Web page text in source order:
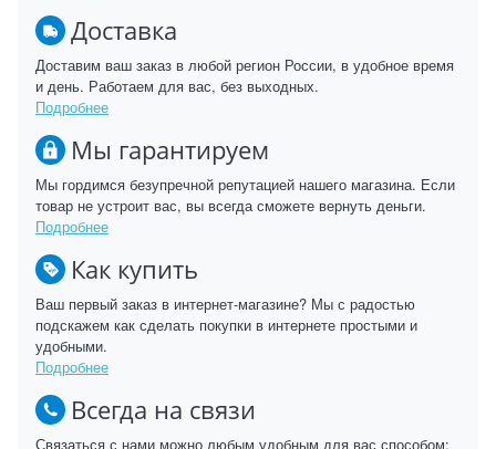
Доставка
Доставим ваш заказ в любой регион России, в удобное время
и день. Работаем для вас, без выходных.
Подробнее
Мы гарантируем
Мы гордимся безупречной репутацией нашего магазина. Если
товар не устроит вас, вы всегда сможете вернуть деньги.
Подробнее
Как купить
Ваш первый заказ в интернет-магазине? Мы с радостью
подскажем как сделать покупки в интернете простыми и
удобными.
Подробнее
Всегда на связи
Связаться с нами можно любым удобным для вас способом: